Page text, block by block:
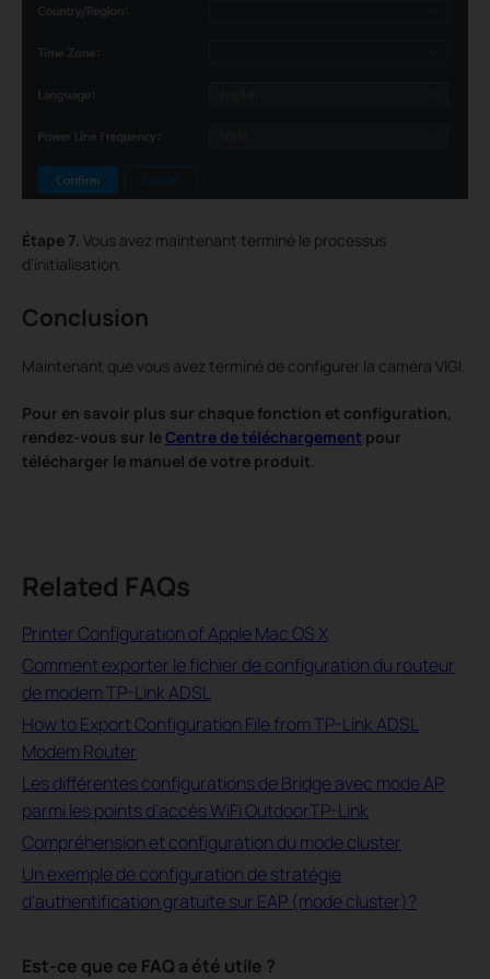
Étape 7. Vous avez maintenant terminé le processus
d’initialisation.
Conclusion
Maintenant que vous avez terminé de configurer la caméra VIGI.
Pour en savoir plus sur chaque fonction et configuration,
rendez-vous sur leCentre de téléchargement pour
télécharger le manuel de votre produit.
Related FAQs
Printer Configuration of Apple Mac OS X
Comment exporter le fichier de configuration du routeur
de modem TP-Link ADSL
How to Export Configuration File from TP-Link ADSL
Modem Router
Les différentes configurations de Bridge avec mode AP
parmi les points d’accès WiFi OutdoorTP-Link
Compréhension et configuration du mode cluster
Un exemple de configuration de stratégie
d'authentification gratuite sur EAP (mode cluster)?
Est-ce que ce FAQ a été utile ?